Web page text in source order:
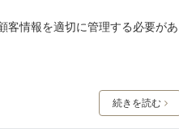
客情報を適切に管理する必要があ
続きを読む